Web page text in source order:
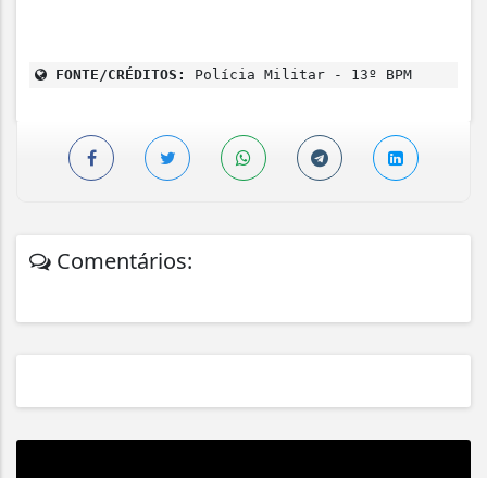
FONTE/CRÉDITOS: Polícia Militar - 13º BPM
Comentários: